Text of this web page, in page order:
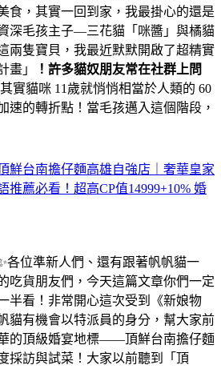
食，其實一回到家，我最掛心的還是
深毛孩主子—三花貓「咪醬」與橘貓
兩隻寶貝，我最近默默開啟了超精實
畫」
！ 許多貓奴朋友常在社群上問
實貓咪 11歲就悄悄相當於人類的 60
速的轉折點！當毛孩邁入這個階段，
鮮台南擔仔麵高雄自強店｜奢華皇家
推薦必看！超高CP值14999+10% 婚
各位準新人們、還有跟著帆帆貓一
吃貨朋友們，今天這篇文章你們一定
半看！非常開心這次受到《新娘物
貓有機會以特派員的身分，幫大家前
的頂級婚宴地標——頂鮮台南擔仔麵
採訪與試菜！大家以前聽到「頂